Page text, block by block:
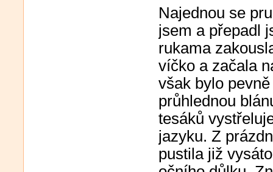
Najednou se
jsem a přepadl
rukama
víčko a začala
však bylo
průhlednou
tesáků
jazyku. Z
pustila již